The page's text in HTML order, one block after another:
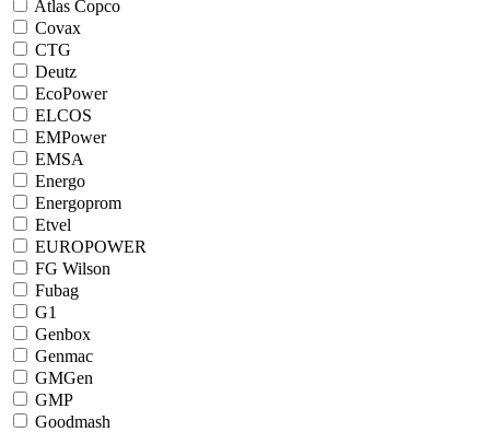
Atlas Copco
Covax
CTG
Deutz
EcoPower
ELCOS
EMPower
EMSA
Energo
Energoprom
Etvel
EUROPOWER
FG Wilson
Fubag
G1
Genbox
Genmac
GMGen
GMP
Goodmash